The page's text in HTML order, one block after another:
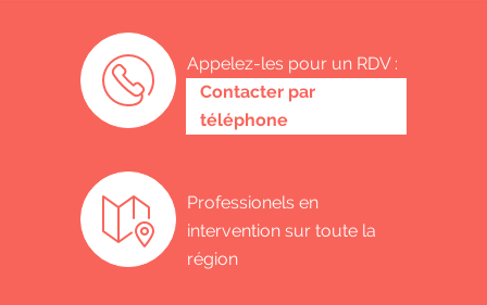
Appelez-les pour un RDV :
0487 62 69 26
Contacter par
téléphone
Professionels en
intervention sur toute la
région